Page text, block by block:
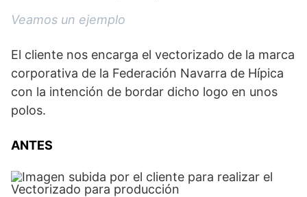
Veamos un ejemplo
El cliente nos encarga el vectorizado de la marca
corporativa de la Federación Navarra de Hípica
con la intención de bordar dicho logo en unos
polos.
ANTES